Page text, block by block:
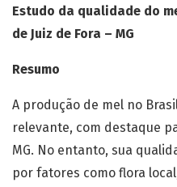
Estudo da qualidade do
de Juiz de Fora – MG
Resumo
A produção de mel no
relevante, com destaque
MG. No entanto, sua
por fatores como flora